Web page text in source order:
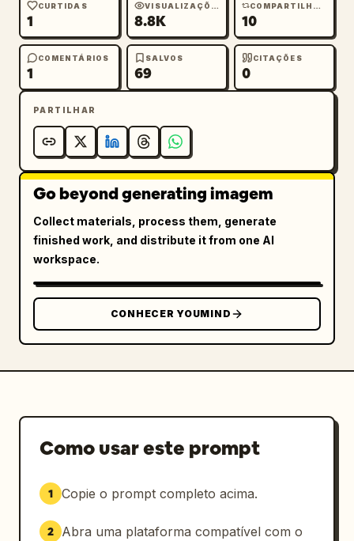
CURTIDAS
1
VISUALIZAÇÕES
8.8K
COMPARTILHAMENTOS
10
COMENTÁRIOS
1
SALVOS
69
CITAÇÕES
0
PARTILHAR
Go beyond generating imagem
Collect materials, process them, generate
finished work, and distribute it from one AI
workspace.
CONHECER YOUMIND
Como usar este prompt
1 Copie o prompt completo acima.
2
Abra uma plataforma compatível com o